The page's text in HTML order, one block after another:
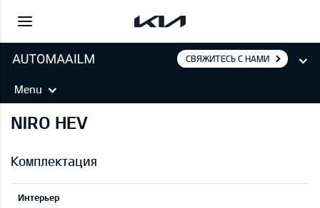
СВЯЖИТЕСЬ С НАМИ
Menu
NIRO HEV
Комплектация
Интерьер